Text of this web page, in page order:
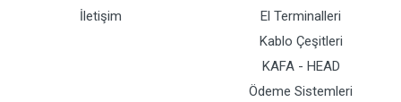
İletişim
El Terminalleri
Kablo Çeşitleri
KAFA - HEAD
Ödeme Sistemleri